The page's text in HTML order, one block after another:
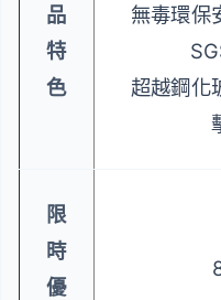
品
特
色
無毒環保
超越鋼化
限
時
優